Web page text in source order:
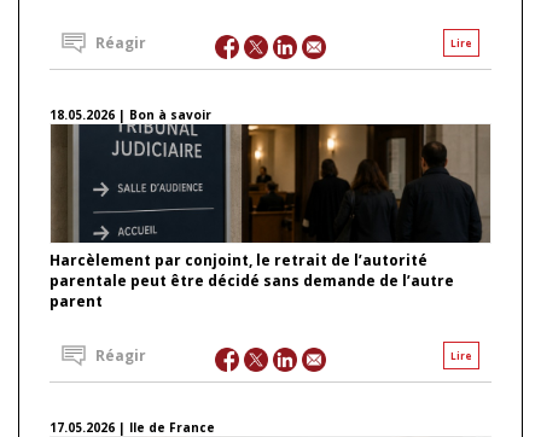
Lire
Réagir
18.05.2026 | Bon à savoir
Harcèlement par conjoint, le retrait de l’autorité
parentale peut être décidé sans demande de l’autre
parent
Lire
Réagir
17.05.2026 | Ile de France